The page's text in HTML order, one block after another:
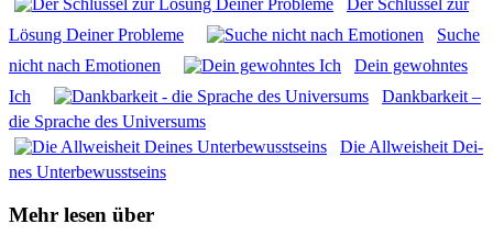
Der Schlüs­sel zur
Lösung Dei­ner Pro­ble­me
Suche
nicht nach Emo­tio­nen
Dein gewohn­tes
Ich
Dank­bar­keit –
die Spra­che des Uni­ver­sums
Die All­weis­heit Dei­
nes Unter­be­wusst­seins
Mehr lesen über